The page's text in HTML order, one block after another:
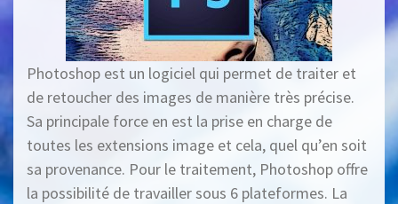
Photoshop est un logiciel qui permet de traiter et
de retoucher des images de manière très précise.
Sa principale force en est la prise en charge de
toutes les extensions image et cela, quel qu’en soit
sa provenance. Pour le traitement, Photoshop offre
la possibilité de travailler sous 6 plateformes. La